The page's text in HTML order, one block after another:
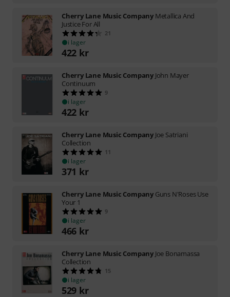
Cherry Lane Music Company Metallica And
Justice For All
21
i lager
422 kr
Cherry Lane Music Company John Mayer
Continuum
9
i lager
422 kr
Cherry Lane Music Company Joe Satriani
Collection
11
i lager
371 kr
Cherry Lane Music Company Guns N'Roses Use
Your 1
9
i lager
466 kr
Cherry Lane Music Company Joe Bonamassa
Collection
15
i lager
529 kr